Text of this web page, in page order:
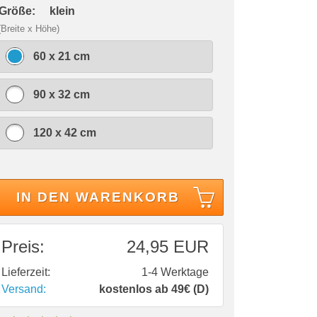
klein
x Höhe)
60 x 21 cm
90 x 32 cm
120 x 42 cm
IN DEN WARENKORB
Preis: 24,95 EUR
Lieferzeit:
1-4 Werktage
Versand:
kostenlos ab 49€ (D)